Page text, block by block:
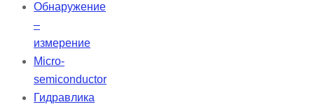
Обнаружение
–
измерение
Micro-
semiconductor
Гидравлика